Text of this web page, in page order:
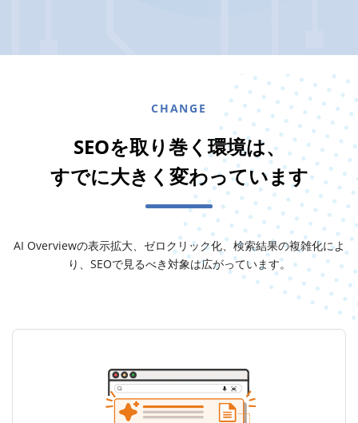
CHANGE
SEOを取り巻く環境は、
すでに大きく変わっています
AI Overviewの表示拡大、ゼロクリック化、検索結果の複雑化によ
り、 SEOで見るべき対象は広がっています。